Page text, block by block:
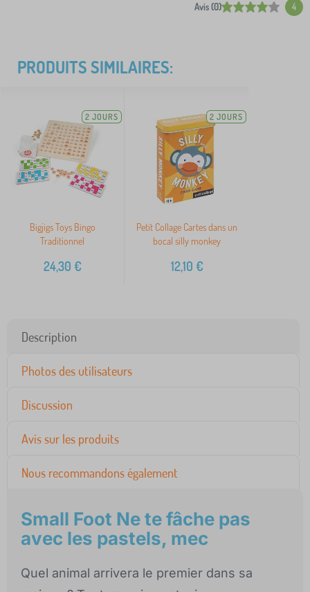
Avis (0) 4
PRODUITS SIMILAIRES:
2 JOURS
Bigjigs Toys Bingo
Traditionnel
24,30 €
2 JOURS
Petit Collage Cartes dans un
bocal silly monkey
12,10 €
Description
Photos des utilisateurs
Discussion
Avis sur les produits
Nous recommandons également
Small Foot Ne te fâche pas
avec les pastels, mec
Quel animal arrivera le premier dans sa